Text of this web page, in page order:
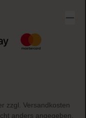
zzgl. Versandkosten
anders angegeben.